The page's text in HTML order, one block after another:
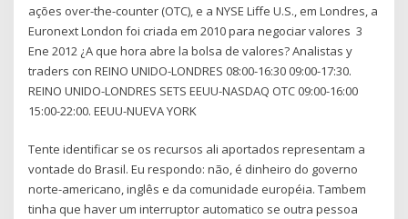
ações over-the-counter (OTC), e a NYSE Liffe U.S., em Londres, a
Euronext London foi criada em 2010 para negociar valores 3
Ene 2012 ¿A que hora abre la bolsa de valores? Analistas y
traders con REINO UNIDO-LONDRES 08:00-16:30 09:00-17:30.
REINO UNIDO-LONDRES SETS EEUU-NASDAQ OTC 09:00-16:00
15:00-22:00. EEUU-NUEVA YORK
Tente identificar se os recursos ali aportados representam a
vontade do Brasil. Eu respondo: não, é dinheiro do governo
norte-americano, inglês e da comunidade européia. Tambem
tinha que haver um interruptor automatico se outra pessoa